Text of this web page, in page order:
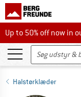
Up to 50% off now in
Up to 50% off now in
Halstørklæder